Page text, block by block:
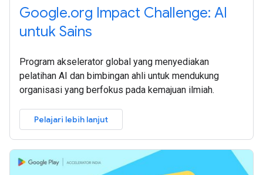
Google.org Impact Challenge: AI
untuk Sains
Program akselerator global yang menyediakan
pelatihan AI dan bimbingan ahli untuk mendukung
organisasi yang berfokus pada kemajuan ilmiah.
Pelajari lebih lanjut